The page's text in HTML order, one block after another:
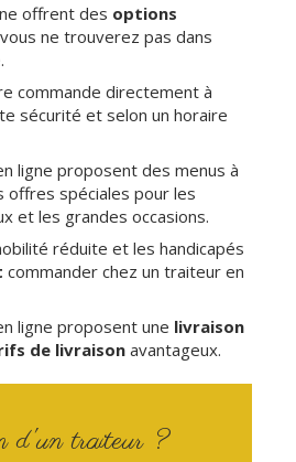
offrent des options
ne trouverez pas dans
commande directement à
sécurité et selon un horaire
ligne proposent des menus à
offres spéciales pour les
et les grandes occasions.
réduite et les handicapés
commander chez un traiteur en
ligne proposent une livraison
de livraisonavantageux.
d'un traiteur ?